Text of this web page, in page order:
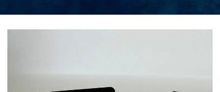
Produkter | YIS Marine